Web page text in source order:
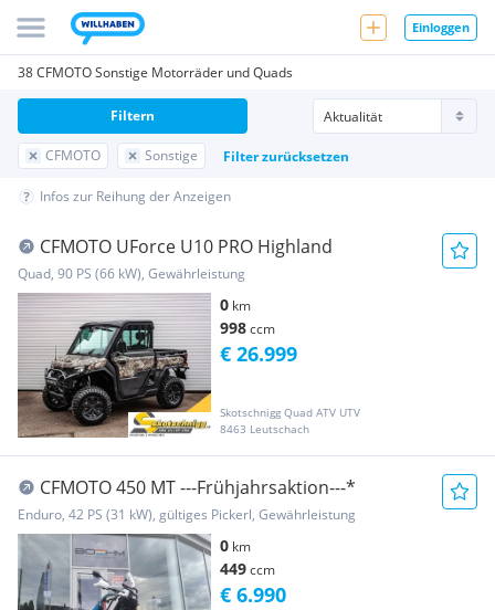
Einloggen
38 CFMOTO Sonstige Motorräder und Quads
CFMOTO Sonstige Filter zurücksetzen
Filtern
Infos zur Reihung der Anzeigen
CFMOTO UForce U10 PRO Highland
Quad, 90 PS (66 kW), Gewährleistung
0 km
998ccm
Skotschnigg Quad ATV UTV
8463 Leutschach
€ 26.999
CFMOTO 450 MT ---Frühjahrsaktion---*
Enduro, 42 PS (31 kW), gültiges Pickerl, Gewährleistung
0 km
449ccm
€ 6.990